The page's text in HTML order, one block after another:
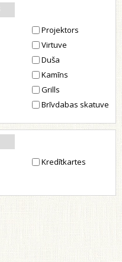
Projektors
Virtuve
Duša
Kamīns
Grills
Brīvdabas skatuve
Kredītkartes